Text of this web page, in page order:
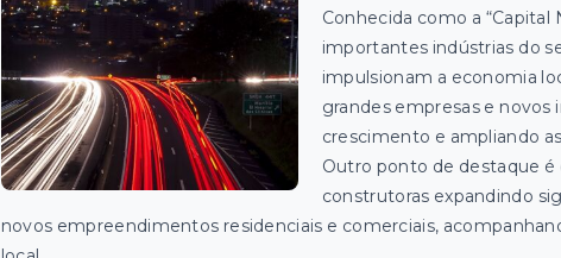
Conhecida como a
importantes indústrias do
impulsionam a economia
grandes empresas e
crescimento e ampliando
Outro ponto de destaque é
construtoras expandindo
novos empreendimentos residenciais e comerciais,